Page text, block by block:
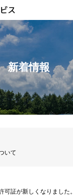
新着情報
いて
可証が新しくなりました。